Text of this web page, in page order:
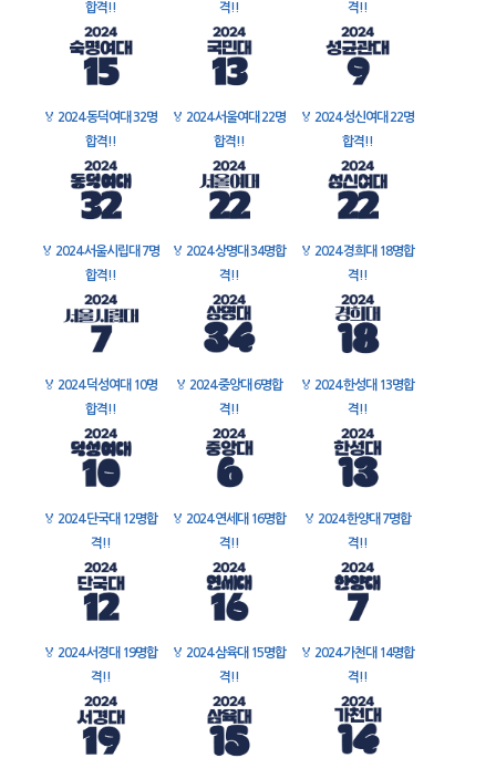
합격!!
격!!
격!!
🏅 2024 동덕여대 32명
합격!!
🏅 2024 서울여대 22명
합격!!
🏅 2024 성신여대 22명
합격!!
🏅 2024 서울시립대 7명
합격!!
🏅 2024 상명대 34명합
격!!
🏅 2024 경희대 18명합
격!!
🏅 2024 덕성여대 10명
합격!!
🏅 2024 중앙대 6명합
격!!
🏅 2024 한성대 13명합
격!!
🏅 2024 단국대 12명합
격!!
🏅 2024 연세대 16명합
격!!
🏅 2024 한양대 7명합
격!!
🏅 2024 서경대 19명합
격!!
🏅 2024 삼육대 15명합
격!!
🏅 2024 가천대 14명합
격!!